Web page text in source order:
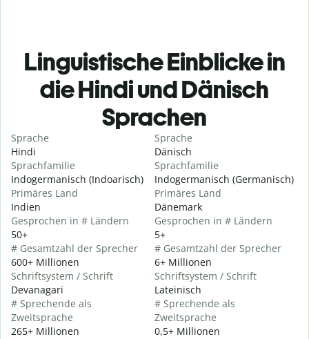
Linguistische Einblicke in
die Hindi und Dänisch
Sprachen
Sprache
Hindi
Sprachfamilie
Indogermanisch (Indoarisch)
Primäres Land
Indien
Gesprochen in # Ländern
50+
# Gesamtzahl der Sprecher
600+ Millionen
Schriftsystem / Schrift
Devanagari
# Sprechende als
Zweitsprache
265+ Millionen
Sprache
Dänisch
Sprachfamilie
Indogermanisch (Germanisch)
Primäres Land
Dänemark
Gesprochen in # Ländern
5+
# Gesamtzahl der Sprecher
6+ Millionen
Schriftsystem / Schrift
Lateinisch
# Sprechende als
Zweitsprache
0,5+ Millionen